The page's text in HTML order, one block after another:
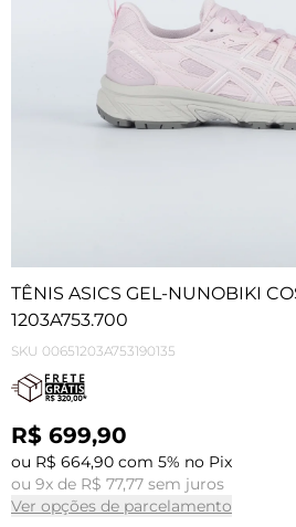
TÊNIS ASICS GEL-NUNOBIKI
1203A753.700
SKU 00651203A753190135
R$ 699,90
ou R$ 664,90 com 5% no Pix
ou 9x de R$ 77,77 sem juros
Ver opções de parcelamento